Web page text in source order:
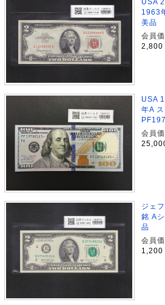
USA
1963
美品
会員
2,800
USA
年A
会員
ジェ
銘 A
品
会員
1,200